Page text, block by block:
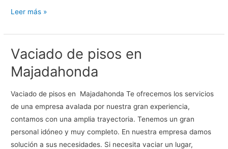
Vaciado
pisos
en
Fuenlabrada
Leer más »
Vaciado de pisos en
Majadahonda
Vaciado de pisos en Majadahonda Te ofrecemos los servicios
de una empresa avalada por nuestra gran experiencia,
contamos con una amplia trayectoria. Tenemos un gran
personal idóneo y muy completo. En nuestra empresa damos
solución a sus necesidades. Si necesita vaciar un lugar,